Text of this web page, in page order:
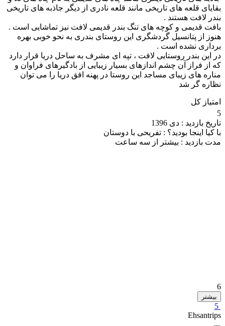
بقایای قلعه های تاریخی مانند قلعه نادری از دیگر جاذبه های تاریخی
بندر لافت هستند .
بافت قدیمی و کوچه های تنگ بندر قدیمی لافت نیز تماشایی است .
هنوز از پتانسیل گردشگری این روستای بندری به نحو خوبی بهره
برداری نشده است .
در این بندر روستایی لافت ، تپه ای مشرف به ساحل دریا قرار دارد
که از فراز آن چشم اندازهای بسیار زیبایی از بادگیرهای فراوان و
مناره های زیبای مساجد این روستا در پهنه افق دریا را می توان
نظاره گر شد
امتیاز کل
5
تاریخ بازدید : دی 1396
با کیا اینجا بودید؟ : تفریحی با دوستان
مدت بازدید : بیشتر از سه ساعت
6
بیشتر
5
Ehsantrips